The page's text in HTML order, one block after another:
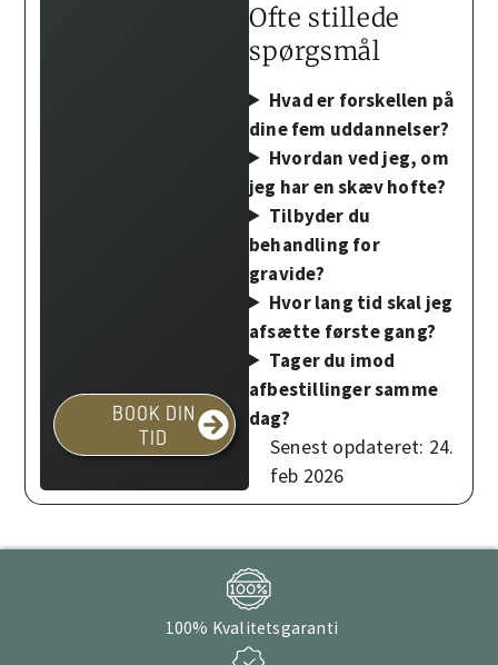
BOOK DIN
TID
Ofte stillede
spørgsmål
Hvad er forskellen på
dine fem uddannelser?
Hvordan ved jeg, om
jeg har en skæv hofte?
Tilbyder du
behandling for
gravide?
Hvor lang tid skal jeg
afsætte første gang?
Tager du imod
afbestillinger samme
dag?
Senest opdateret: 24.
feb 2026
100% Kvalitetsgaranti